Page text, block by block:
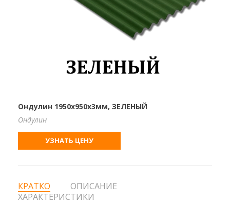
Ондулин 1950х950х3мм, ЗЕЛЕНЫЙ
Ондулин
УЗНАТЬ ЦЕНУ
КРАТКО
ОПИСАНИЕ
ХАРАКТЕРИСТИКИ